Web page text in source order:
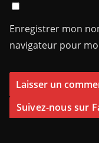
Enregistrer mon
navigateur pour
Suivez-nous sur